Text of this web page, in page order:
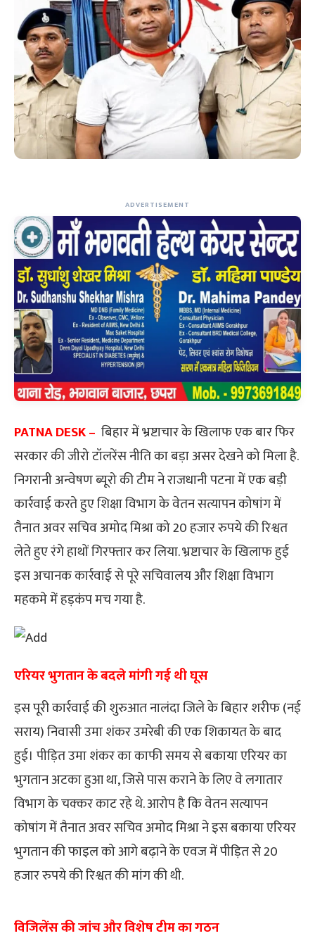
ADVERTISEMENT
PATNA DESK – बिहार में भ्रष्टाचार के खिलाफ एक बार फिर
सरकार की जीरो टॉलरेंस नीति का बड़ा असर देखने को मिला है.
निगरानी अन्वेषण ब्यूरो की टीम ने राजधानी पटना में एक बड़ी
कार्रवाई करते हुए शिक्षा विभाग के वेतन सत्यापन कोषांग में
तैनात अवर सचिव अमोद मिश्रा को 20 हजार रुपये की रिश्वत
लेते हुए रंगे हाथों गिरफ्तार कर लिया. भ्रष्टाचार के खिलाफ हुई
इस अचानक कार्रवाई से पूरे सचिवालय और शिक्षा विभाग
महकमे में हड़कंप मच गया है.
एरियर भुगतान के बदले मांगी गई थी घूस
इस पूरी कार्रवाई की शुरुआत नालंदा जिले के बिहार शरीफ (नई
सराय) निवासी उमा शंकर उमरेबी की एक शिकायत के बाद
हुई। पीड़ित उमा शंकर का काफी समय से बकाया एरियर का
भुगतान अटका हुआ था, जिसे पास कराने के लिए वे लगातार
विभाग के चक्कर काट रहे थे. आरोप है कि वेतन सत्यापन
कोषांग में तैनात अवर सचिव अमोद मिश्रा ने इस बकाया एरियर
भुगतान की फाइल को आगे बढ़ाने के एवज में पीड़ित से 20
हजार रुपये की रिश्वत की मांग की थी.
विजिलेंस की जांच और विशेष टीम का गठन